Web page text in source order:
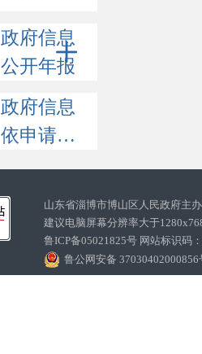
政府信息
公开年报
政府信息
依申请公开
山东省淄博市博山区人民政府
建议电脑屏幕分辨率大于
鲁ICP备05021825号 网站标识码
鲁公网安备 37030402000856